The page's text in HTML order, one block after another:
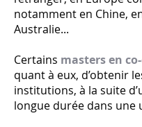
notamment en Chine,
Australie...
Certains masters en
quant à eux, d’obtenir
institutions, à la suite
longue durée dans une